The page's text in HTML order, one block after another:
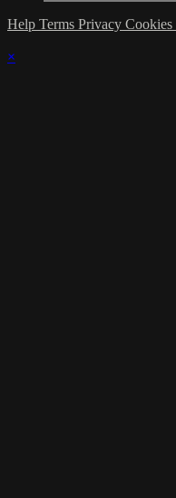
Help Terms Privacy Cookies
×